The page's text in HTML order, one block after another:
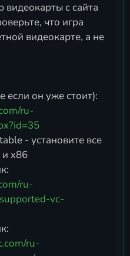
с сайта
что игра
видеокарте, а не
ru-
- установите все
и x86
ru-
vc-
ru-